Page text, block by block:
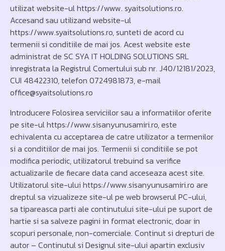
utilizat website-ul https://www. syaitsolutions.ro.
Accesand sau utilizand website-ul
https://www.syaitsolutions.ro, sunteti de acord cu
termenii si conditiile de mai jos. Acest website este
administrat de SC SYA IT HOLDING SOLUTIONS SRL
inregistrata la Registrul Comertului sub nr. J40/12181/2023,
CUI 48422310, telefon 0724981873, e-mail
office@syaitsolutions.ro
Introducere Folosirea serviciilor sau a informatiilor oferite
pe site-ul https://www.sisanyunusamiri.ro, este
echivalenta cu acceptarea de catre utilizator a termenilor
si a conditiilor de mai jos. Termenii si conditiile se pot
modifica periodic, utilizatorul trebuind sa verifice
actualizarile de fiecare data cand acceseaza acest site.
Utilizatorul site-ului https://www.sisanyunusamiri.ro are
dreptul sa vizualizeze site-ul pe web browserul PC-ului,
sa tipareasca parti ale continutului site-ului pe suport de
hartie si sa salveze pagini in format electronic, doar in
scopuri personale, non-comerciale. Continut si drepturi de
autor – Continutul si Designul site-ului apartin exclusiv